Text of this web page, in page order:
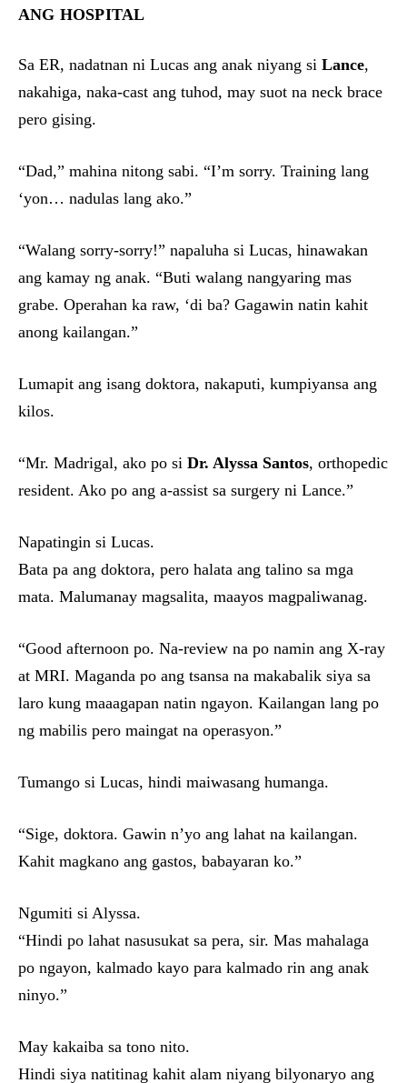
ANG HOSPITAL
Sa ER, nadatnan ni Lucas ang anak niyang si Lance,
nakahiga, naka-cast ang tuhod, may suot na neck brace
pero gising.
“Dad,” mahina nitong sabi. “I’m sorry. Training lang
‘yon… nadulas lang ako.”
“Walang sorry-sorry!” napaluha si Lucas, hinawakan
ang kamay ng anak. “Buti walang nangyaring mas
grabe. Operahan ka raw, ‘di ba? Gagawin natin kahit
anong kailangan.”
Lumapit ang isang doktora, nakaputi, kumpiyansa ang
kilos.
“Mr. Madrigal, ako po si Dr. Alyssa Santos, orthopedic
resident. Ako po ang a-assist sa surgery ni Lance.”
Napatingin si Lucas.
Bata pa ang doktora, pero halata ang talino sa mga
mata. Malumanay magsalita, maayos magpaliwanag.
“Good afternoon po. Na-review na po namin ang X-ray
at MRI. Maganda po ang tsansa na makabalik siya sa
laro kung maaagapan natin ngayon. Kailangan lang po
ng mabilis pero maingat na operasyon.”
Tumango si Lucas, hindi maiwasang humanga.
“Sige, doktora. Gawin n’yo ang lahat na kailangan.
Kahit magkano ang gastos, babayaran ko.”
Ngumiti si Alyssa.
“Hindi po lahat nasusukat sa pera, sir. Mas mahalaga
po ngayon, kalmado kayo para kalmado rin ang anak
ninyo.”
May kakaiba sa tono nito.
Hindi siya natitinag kahit alam niyang bilyonaryo ang